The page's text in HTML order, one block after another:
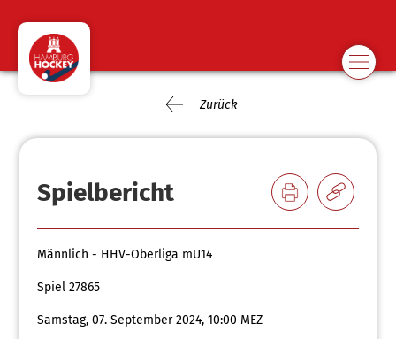
Zurück
Spielbericht
Männlich - HHV-Oberliga mU14
Spiel 27865
Samstag, 07. September 2024, 10:00 MEZ